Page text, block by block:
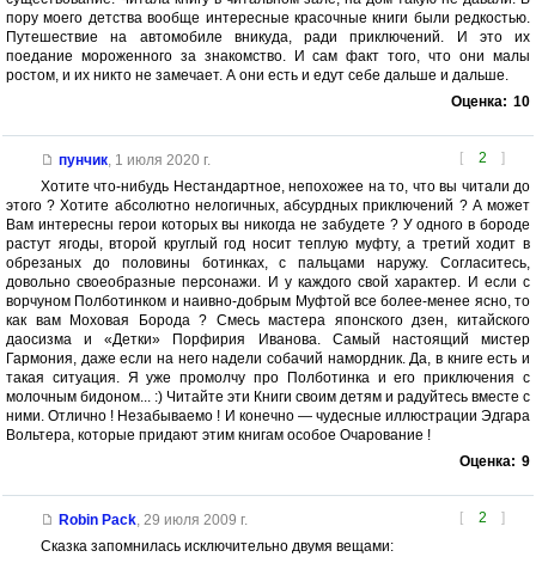
пору моего детства вообще интересные красочные книги были редкостью.
Путешествие на автомобиле вникуда, ради приключений. И это их
поедание мороженного за знакомство. И сам факт того, что они малы
ростом, и их никто не замечает. А они есть и едут себе дальше и дальше.
Оценка: 10
[ 2 ]
пунчик, 1 июля 2020 г.
Хотите что-нибудь Нестандартное, непохожее на то, что вы читали до
этого ? Хотите абсолютно нелогичных, абсурдных приключений ? А может
Вам интересны герои которых вы никогда не забудете ? У одного в бороде
растут ягоды, второй круглый год носит теплую муфту, а третий ходит в
обрезаных до половины ботинках, с пальцами наружу. Согласитесь,
довольно своеобразные персонажи. И у каждого свой характер. И если с
ворчуном Полботинком и наивно-добрым Муфтой все более-менее ясно, то
как вам Моховая Борода ? Смесь мастера японского дзен, китайского
даосизма и «Детки» Порфирия Иванова. Самый настоящий мистер
Гармония, даже если на него надели собачий намордник. Да, в книге есть и
такая ситуация. Я уже промолчу про Полботинка и его приключения с
молочным бидоном... :) Читайте эти Книги своим детям и радуйтесь вместе с
ними. Отлично ! Незабываемо ! И конечно — чудесные иллюстрации Эдгара
Вольтера, которые придают этим книгам особое Очарование !
Оценка: 9
[ 2 ]
Robin Pack, 29 июля 2009 г.
Сказка запомнилась исключительно двумя вещами: